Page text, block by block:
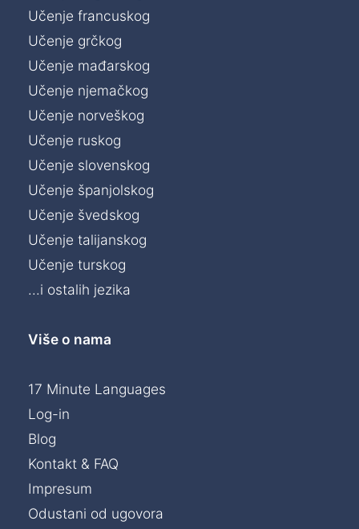
Učenje francuskog
Učenje grčkog
Učenje mađarskog
Učenje njemačkog
Učenje norveškog
Učenje ruskog
Učenje slovenskog
Učenje španjolskog
Učenje švedskog
Učenje talijanskog
Učenje turskog
...i ostalih jezika
Više o nama
17 Minute Languages
Log-in
Blog
Kontakt & FAQ
Impresum
Odustani od ugovora